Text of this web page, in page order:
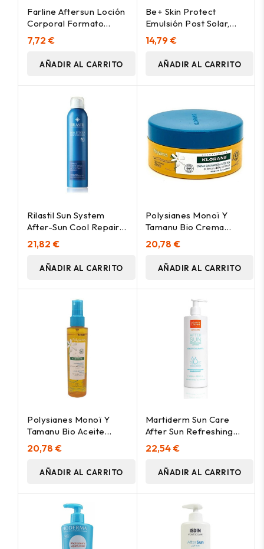
Farline Aftersun Loción
Corporal Formato
Familiar, 500 Ml
7,72 €
AÑADIR AL CARRITO
Be+ Skin Protect
Emulsión Post Solar,
250 Ml
14,79 €
AÑADIR AL CARRITO
Rilastil Sun System
After-Sun Cool Repair
Spray Transparente
200Ml
21,82 €
AÑADIR AL CARRITO
Polysianes Monoï Y
Tamanu Bio Crema
Sublime After Sun 200
Ml
20,78 €
AÑADIR AL CARRITO
Polysianes Monoï Y
Tamanu Bio Aceite
Reparador After Sun
150 Ml
20,78 €
AÑADIR AL CARRITO
Martiderm Sun Care
After Sun Refreshing
Lotion, 400 Ml
22,54 €
AÑADIR AL CARRITO